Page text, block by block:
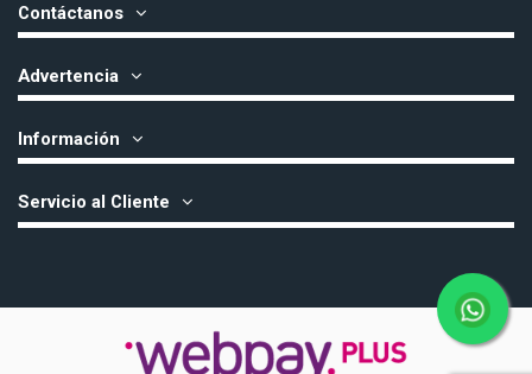
Contáctanos
Advertencia
Información
Servicio al Cliente